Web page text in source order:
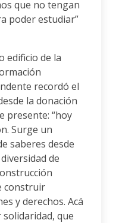
que no tengan
poder estudiar”
edificio de la
recordó el
la donación
presente: “hoy
Surge un
saberes desde
de
construir
y derechos. Acá
que